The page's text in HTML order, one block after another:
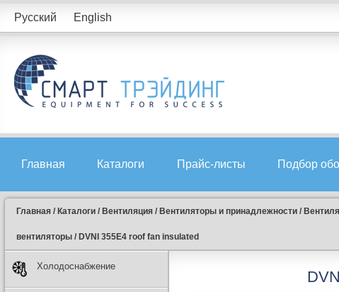
Русский English
Главная Каталоги Прайс-листы Подбор
Главная / Каталоги / Вентиляция / Вентиляторы и принадлежности /
вентиляторы / DVNI 355E4 roof fan insulated
Холодоснабжение